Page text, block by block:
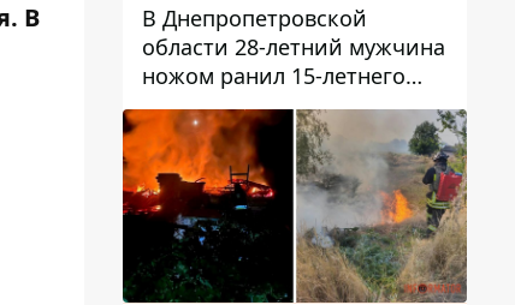
В
В Днепропетровской
области 28-летний мужчина
ножом ранил 15-летнего
парня